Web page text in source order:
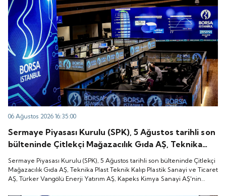
06 Ağustos 2026 16:35:00
Sermaye Piyasası Kurulu (SPK), 5 Ağustos tarihli son
bülteninde Çitlekçi Mağazacılık Gıda AŞ, Teknika
Plast Teknik Kalıp Plastik Sanayi ve Ticaret AŞ,
Türker Vangölü Enerji Yatırım AŞ, Kapeks Kimya
Sanayi AŞ'nin halka arzlarına onay verdiği duyurdu.
Sermaye Piyasası Kurulu (SPK), 5 Ağustos tarihli son bülteninde Çitlekçi
Mağazacılık Gıda AŞ, Teknika Plast Teknik Kalıp Plastik Sanayi ve Ticaret
AŞ, Türker Vangölü Enerji Yatırım AŞ, Kapeks Kimya Sanayi AŞ'nin